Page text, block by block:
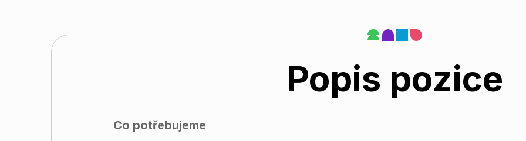
Popis pozice
Co potřebujeme